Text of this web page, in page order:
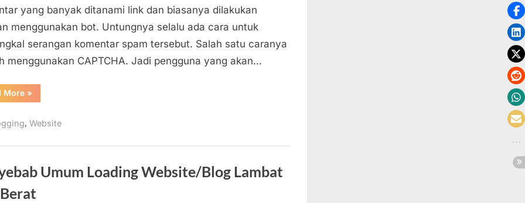
WordPress
untuk
Menangkal
Spam
yang banyak ditanami link dan biasanya dilakukan
menggunakan bot. Untungnya selalu ada cara untuk
serangan komentar spam tersebut. Salah satu caranya
menggunakan CAPTCHA. Jadi pengguna yang akan…
More“Memasang/Instalasi
Plugin
pada
Menangkal
»
, Website
Umum Loading Website/Blog Lambat